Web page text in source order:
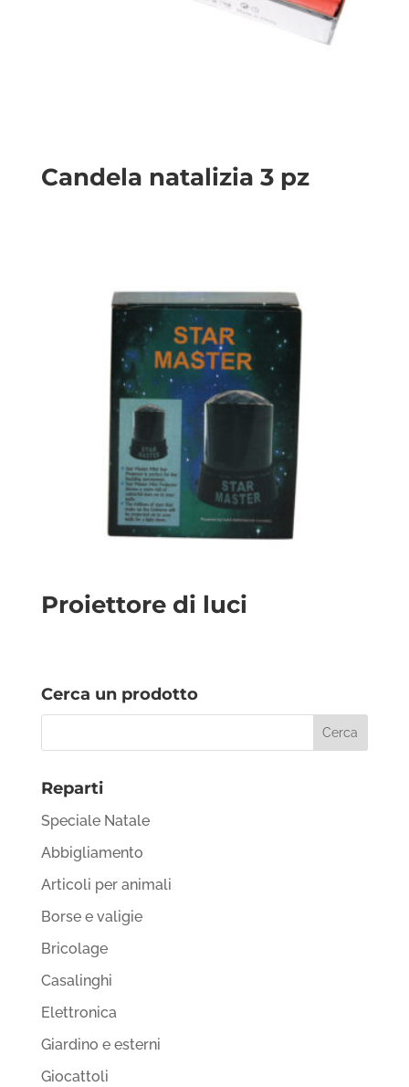
Candela natalizia 3 pz
Proiettore di luci
Cerca un prodotto
Reparti
Speciale Natale
Abbigliamento
Articoli per animali
Borse e valigie
Bricolage
Casalinghi
Elettronica
Giardino e esterni
Giocattoli